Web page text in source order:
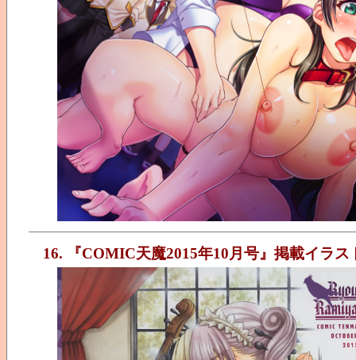
16. 『COMIC天魔2015年10月号』掲載イラス